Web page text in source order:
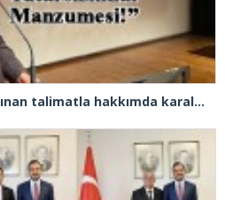
Şadi Yazıcı, “Silivri’den alınan talimatla hakkımda karalama kampanyası yürütülüyor”